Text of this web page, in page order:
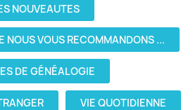
NOUVEAUTES
NOUS VOUS RECOMMANDONS ...
DE GÉNÉALOGIE
VIE QUOTIDIENNE